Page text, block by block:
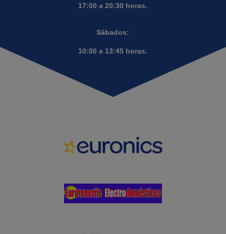
17:00 a 20:30 horas.
Sábados:
10:00 a 13:45 horas.